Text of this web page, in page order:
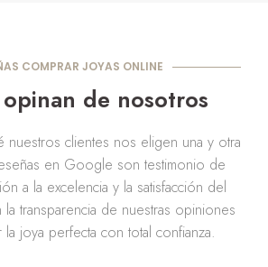
COMPRAR JOYAS ONLINE
de nosotros
clientes nos eligen una y otra
en Google son testimonio de
a la excelencia y la satisfacción del
transparencia de nuestras opiniones
la joya perfecta con total confianza.